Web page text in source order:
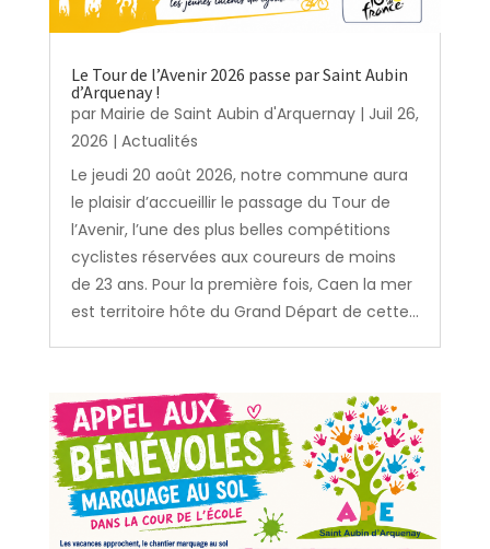
Le Tour de l’Avenir 2026 passe par Saint Aubin
d’Arquenay !
par Mairie de Saint Aubin d'Arquernay| Juil 26,
2026 | Actualités
Le jeudi 20 août 2026, notre commune aura
le plaisir d’accueillir le passage du Tour de
l’Avenir, l’une des plus belles compétitions
cyclistes réservées aux coureurs de moins
de 23 ans. Pour la première fois, Caen la mer
est territoire hôte du Grand Départ de cette...